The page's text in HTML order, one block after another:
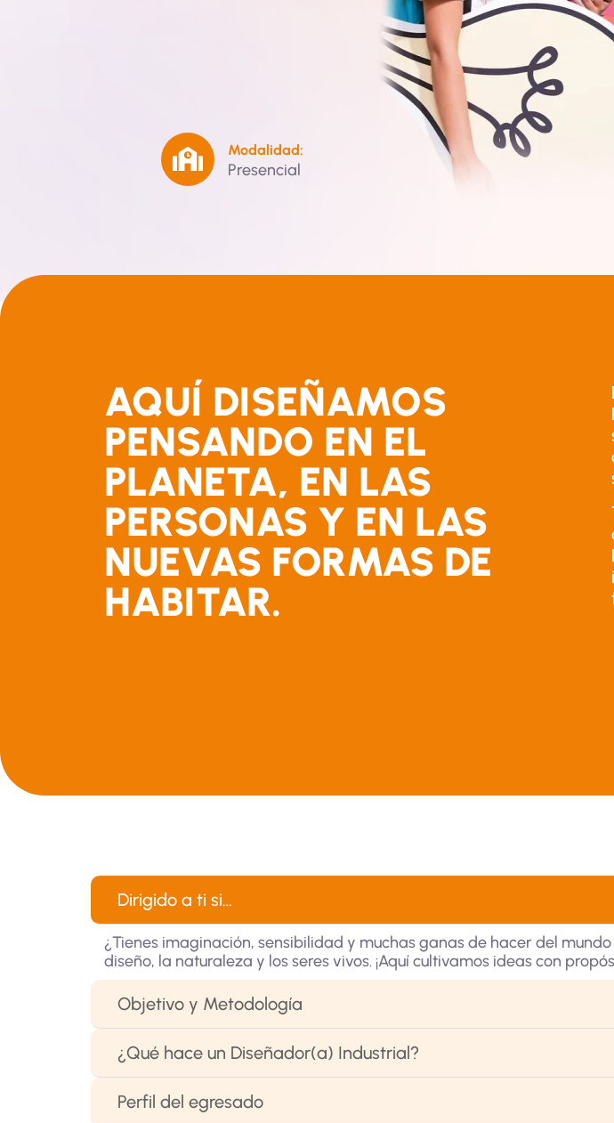
Modalidad:
Presencial
AQUÍ DISEÑAMOS
PENSANDO EN EL
PLANETA, EN LAS
PERSONAS Y EN LAS
NUEVAS FORMAS DE
HABITAR.
Dirigido a ti si…
¿Tienes imaginación, sensibilidad y muchas ganas de hacer del
diseño, la naturaleza y los seres vivos. ¡Aquí cultivamos ideas con
Objetivo y Metodología
¿Qué hace un Diseñador(a) Industrial?
Perfil del egresado